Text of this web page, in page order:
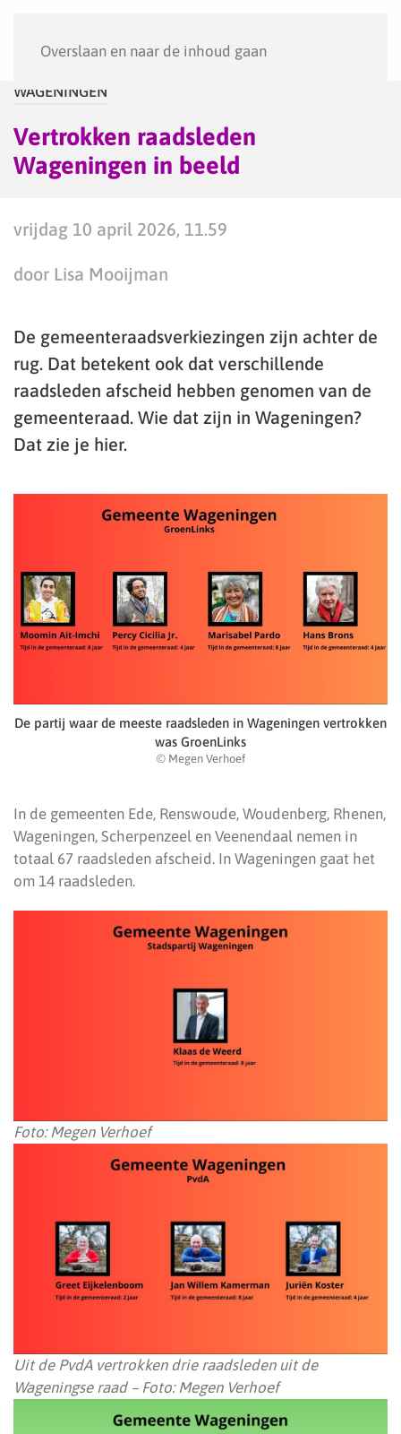
Overslaan en naar de inhoud gaan
WAGENINGEN
Vertrokken raadsleden
Wageningen in beeld
vrijdag 10 april 2026, 11.59
door Lisa Mooijman
De gemeenteraadsverkiezingen zijn achter de
rug. Dat betekent ook dat verschillende
raadsleden afscheid hebben genomen van de
gemeenteraad. Wie dat zijn in Wageningen?
Dat zie je hier.
De partij waar de meeste raadsleden in Wageningen vertrokken
was GroenLinks
© Megen Verhoef
In de gemeenten Ede, Renswoude, Woudenberg, Rhenen,
Wageningen, Scherpenzeel en Veenendaal nemen in
totaal 67 raadsleden afscheid. In Wageningen gaat het
om 14 raadsleden.
Foto: Megen Verhoef
Uit de PvdA vertrokken drie raadsleden uit de
Wageningse raad – Foto: Megen Verhoef